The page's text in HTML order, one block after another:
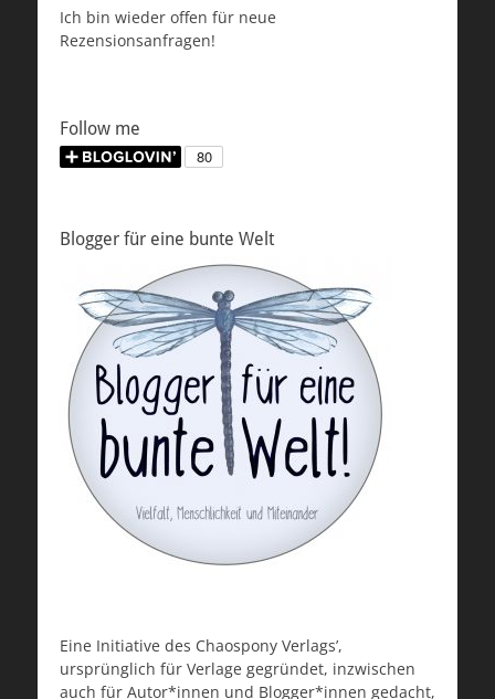
Ich bin wieder offen für neue
Rezensionsanfragen!
Follow me
Blogger für eine bunte Welt
Eine Initiative des Chaospony Verlags’,
ursprünglich für Verlage gegründet, inzwischen
auch für Autor*innen und Blogger*innen gedacht,